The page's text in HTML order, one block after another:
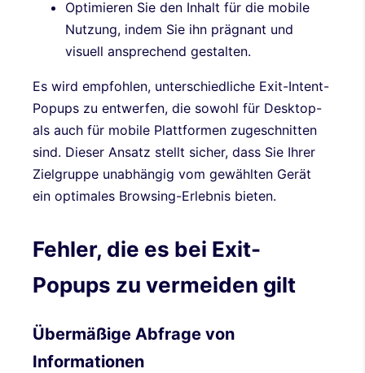
Optimieren Sie den Inhalt für die mobile
Nutzung, indem Sie ihn prägnant und
visuell ansprechend gestalten.
Es wird empfohlen, unterschiedliche Exit-Intent-
Popups zu entwerfen, die sowohl für Desktop-
als auch für mobile Plattformen zugeschnitten
sind. Dieser Ansatz stellt sicher, dass Sie Ihrer
Zielgruppe unabhängig vom gewählten Gerät
ein optimales Browsing-Erlebnis bieten.
Fehler, die es bei Exit-
Popups zu vermeiden gilt
Übermäßige Abfrage von
Informationen